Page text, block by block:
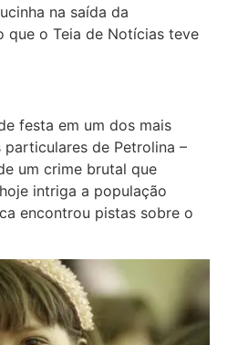
na saída da
que o Teia de Notícias teve
festa em um dos mais
de Petrolina –
um crime brutal que
intriga a população
encontrou pistas sobre o